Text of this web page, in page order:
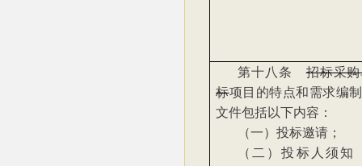
第十八条招标采
标项目的特点和需求编
文件包括以下内容：
（一）投标邀请；
（二）投标人须知